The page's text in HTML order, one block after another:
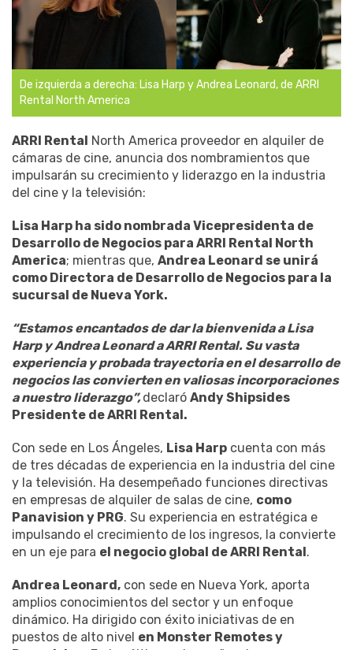
De izquierda a derecha: Lisa Harp y Andrea Leonard, de ARRI
Rental North America
ARRI Rental North America proveedor en alquiler de
cámaras de cine, anuncia dos nombramientos que
impulsarán su crecimiento y liderazgo en la industria
del cine y la televisión:
Lisa Harp ha sido nombrada Vicepresidenta de
Desarrollo de Negocios para ARRI Rental North
America; mientras que, Andrea Leonard se unirá
como Directora de Desarrollo de Negocios para la
sucursal de Nueva York.
“Estamos encantados de dar la bienvenida a Lisa
Harp y Andrea Leonard a ARRI Rental. Su vasta
experiencia y probada trayectoria en el desarrollo de
negocios las convierten en valiosas incorporaciones
a nuestro liderazgo”,declaró Andy Shipsides
Presidente de ARRI Rental.
Con sede en Los Ángeles, Lisa Harp cuenta con más
de tres décadas de experiencia en la industria del cine
y la televisión. Ha desempeñado funciones directivas
en empresas de alquiler de salas de cine, como
Panavision y PRG. Su experiencia en estratégica e
impulsando el crecimiento de los ingresos, la convierte
en un eje para el negocio global de ARRI Rental.
Andrea Leonard, con sede en Nueva York, aporta
amplios conocimientos del sector y un enfoque
dinámico. Ha dirigido con éxito iniciativas de en
puestos de alto nivel en Monster Remotes y